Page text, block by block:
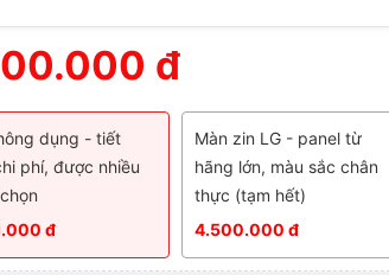
đ
dụng - tiết
phí, được nhiều
đ
Màn zin LG - panel từ
hãng lớn, màu sắc chân
thực (tạm hết)
4.500.000 đ